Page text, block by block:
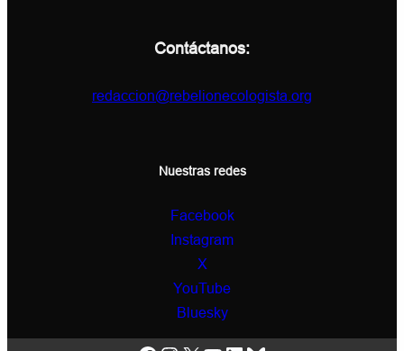
Contáctanos:
redaccion@rebelionecologista.org
Nuestras redes
Facebook
Instagram
X
YouTube
Bluesky